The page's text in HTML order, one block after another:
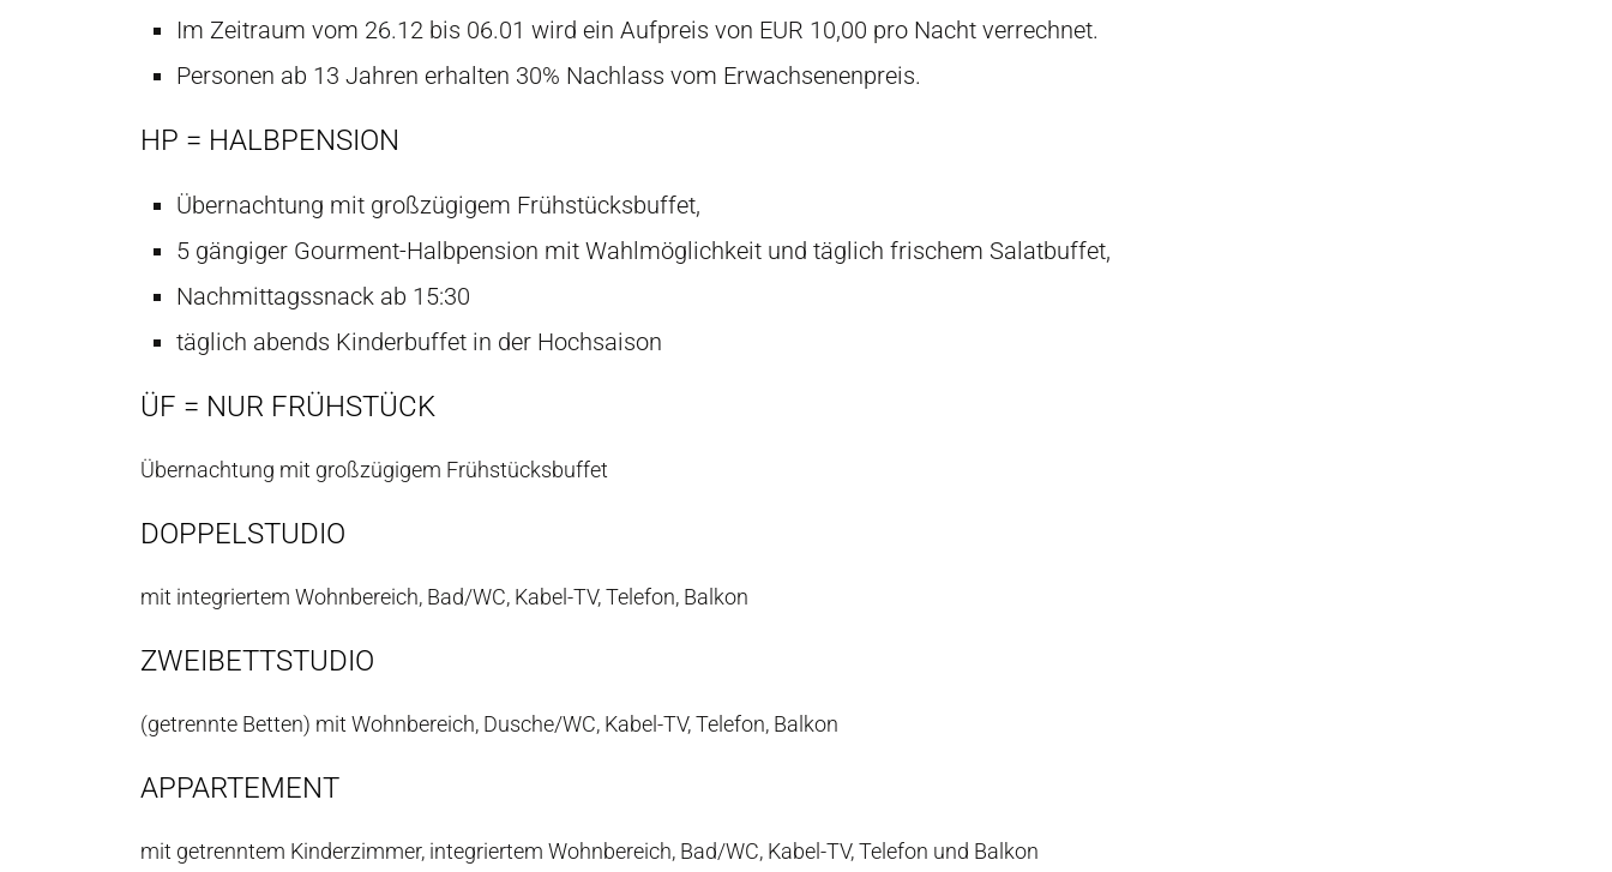
Im Zeitraum vom 26.12 bis 06.01 wird ein Aufpreis von EUR 10,00 pro Nacht verrechnet.
Personen ab 13 Jahren erhalten 30% Nachlass vom Erwachsenenpreis.
HP = HALBPENSION
Übernachtung mit großzügigem Frühstücksbuffet,
5 gängiger Gourment-Halbpension mit Wahlmöglichkeit und täglich frischem Salatbuffet,
Nachmittagssnack ab 15:30
täglich abends Kinderbuffet in der Hochsaison
ÜF = NUR FRÜHSTÜCK
Übernachtung mit großzügigem Frühstücksbuffet
DOPPELSTUDIO
mit integriertem Wohnbereich, Bad/WC, Kabel-TV, Telefon, Balkon
ZWEIBETTSTUDIO
(getrennte Betten) mit Wohnbereich, Dusche/WC, Kabel-TV, Telefon, Balkon
APPARTEMENT
mit getrenntem Kinderzimmer, integriertem Wohnbereich, Bad/WC, Kabel-TV, Telefon und Balkon